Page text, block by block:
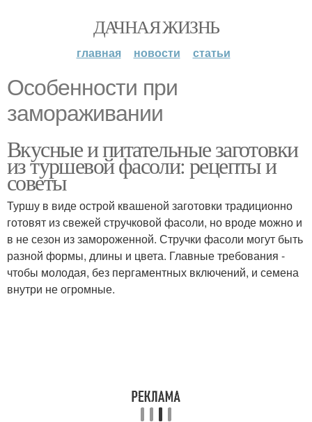
ДАЧНАЯ ЖИЗНЬ
главная новости статьи
Особенности при
замораживании
Вкусные и питательные заготовки
из туршевой фасоли: рецепты и
советы
Туршу в виде острой квашеной заготовки традиционно
готовят из свежей стручковой фасоли, но вроде можно и
в не сезон из замороженной. Стручки фасоли могут быть
разной формы, длины и цвета. Главные требования -
чтобы молодая, без пергаментных включений, и семена
внутри не огромные.